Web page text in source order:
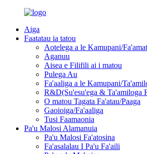
Aiga
Faatatau ia tatou
Aotelega a le Kamupani/
Aganuu
Aisea e Filifili ai i matou
Pulega Au
Fa'aaliga a le Kamupani/
R&D(Su'esu'ega & Ta'amiloga
O matou Tagata Fa'atau/Paaga
Gaoioiga/Fa'aaliga
Tusi Faamaonia
Pa'u Malosi Alamanuia
Pa'u Malosi Fa'atosina
Fa'asalalau I Pa'u Fa'aili